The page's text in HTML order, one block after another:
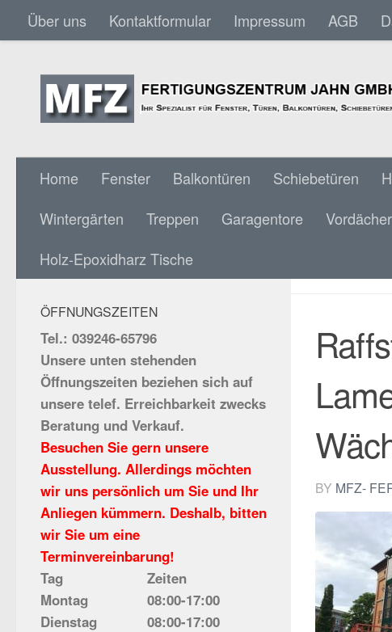
Skip to content
Über uns Kontaktformular Impressum AGB
Home Fenster Balkontüren Schiebetüren
Wintergärten
Treppen Garagentore Vordächer
Holz-Epoxidharz Tische
BY MFZ-
SOCIAL MEDIA:
ÖFFNUNGSZEITEN
Tel.: 039246-65796
Unsere unten stehenden
Öffnungszeiten beziehen sich auf
unsere telef. Erreichbarkeit zwecks
Beratung und Verkauf.
Besuchen Sie gern unsere
Ausstellung. Allerdings möchten
wir uns persönlich um Sie und Ihr
Anliegen kümmern. Deshalb, bitten
wir Sie um eine
Terminvereinbarung!
Tag
Zeiten
Montag
08:00-17:00
Dienstag
08:00-17:00